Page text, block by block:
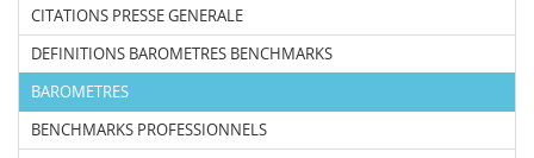
CITATIONS PRESSE GENERALE
DEFINITIONS BAROMETRES BENCHMARKS
BAROMETRES
BENCHMARKS PROFESSIONNELS